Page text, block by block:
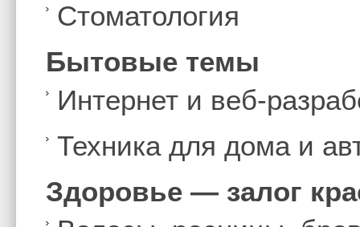
Стоматология
Бытовые темы
Интернет и веб-
Техника для дома и
Здоровье — залог